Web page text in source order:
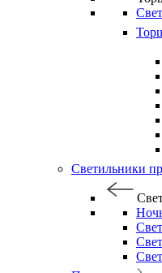
Светильники